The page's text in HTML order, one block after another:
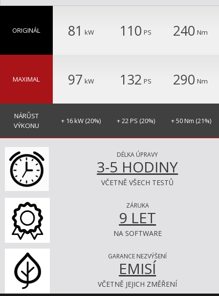
ORIGINÁL 81 kW 110 PS 240 Nm
MAXIMAL 97 kW 132 PS 290 Nm
NÁRŮST
VÝKONU
+ 16 kW (20%) + 22 PS (20%) + 50 Nm (21%)
DÉLKA ÚPRAVY
3-5 HODINY
VČETNĚ VŠECH TESTŮ
ZÁRUKA
9 LET
NA SOFTWARE
GARANCE NEZVÝŠENÍ
EMISÍ
VČETNĚ JEJICH ZMĚŘENÍ